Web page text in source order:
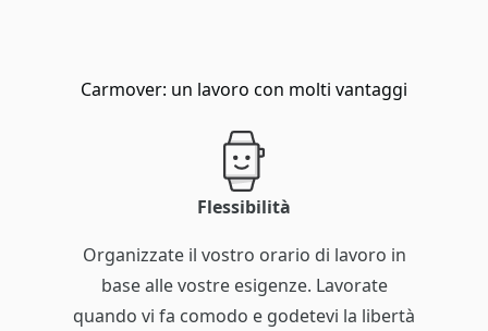
Carmover: un lavoro con molti vantaggi
Flessibilità
Organizzate il vostro orario di lavoro in
base alle vostre esigenze. Lavorate
quando vi fa comodo e godetevi la libertà